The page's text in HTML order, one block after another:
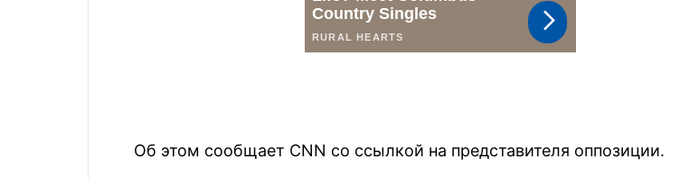
Об этом сообщает CNN со ссылкой на представителя оппозиции.